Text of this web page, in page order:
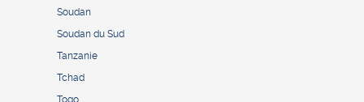
Soudan
Soudan du Sud
Tanzanie
Tchad